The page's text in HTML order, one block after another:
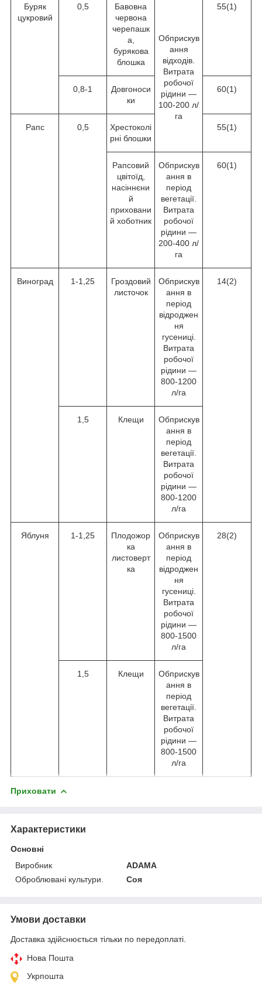
Буряк
цукровий
0,5
Бавовна
червона
черепашк
а,
бурякова
блошка
Обприскув
ання
відходів.
Витрата
робочої
рідини —
100-200 л/
га
55(1)
0,8-1
Довгоноси
ки
60(1)
Рапс 0,5
Хрестоколі
рні блошки
55(1)
Рапсовий
цвітоїд,
насіннєни
й
приховани
й хоботник
Обприскув
ання в
період
вегетації.
Витрата
робочої
рідини —
200-400 л/
га
60(1)
Виноград 1-1,25
Гроздовий
листочок
Обприскув
ання в
період
відроджен
ня
гусениці.
Витрата
робочої
рідини —
800-1200
л/га
14(2)
1,5 Клещи
Обприскув
ання в
період
вегетації.
Витрата
робочої
рідини —
800-1200
л/га
Яблуня 1-1,25
Плодожор
ка
листоверт
ка
Обприскув
ання в
період
відроджен
ня
гусениці.
Витрата
робочої
рідини —
800-1500
л/га
28(2)
1,5 Клещи
Обприскув
ання в
період
вегетації.
Витрата
робочої
рідини —
800-1500
л/га
Приховати
Характеристики
Основні
Виробник
ADAMA
Оброблювані культури.
Соя
Умови доставки
Доставка здійснюється тільки по передоплаті.
Нова Пошта
Укрпошта